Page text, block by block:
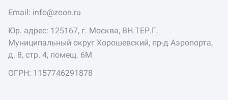
Email: info@zoon.ru
Юр. адрес: 125167, г. Москва, ВН.ТЕР.Г.
Муниципальный округ Хорошевский, пр-д Аэропорта,
д. 8, стр. 4, помещ. 6М
ОГРН: 1157746291878